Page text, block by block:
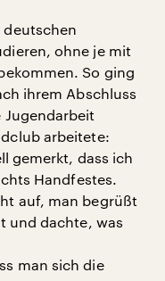
deutschen
ohne je mit
So ging
ihrem Abschluss
arbeitete:
gemerkt, dass ich
Handfestes.
auf, man begrüßt
und dachte, was
man sich die